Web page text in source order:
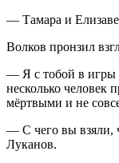
— Тамара и
Волков пронзил
— Я с тобой в игры
несколько человек
мёртвыми и не
— С чего вы взяли,
Луканов.